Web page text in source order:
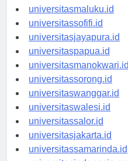
universitasambon.id
universitasmaluku.id
universitassofifi.id
universitasjayapura.id
universitaspapua.id
universitasmanokwari.id
universitassorong.id
universitaswanggar.id
universitaswalesi.id
universitassalor.id
universitasjakarta.id